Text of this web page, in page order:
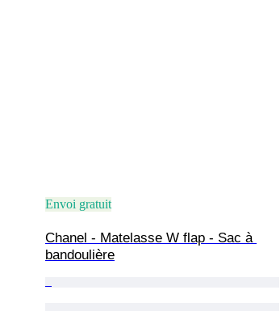
Envoi gratuit
Chanel - Matelasse W flap - Sac à
bandoulière